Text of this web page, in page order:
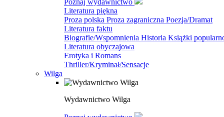
Poznaj wydawnictwo
Literatura piękna
Proza polska Proza zagraniczna Poezja/Dramat
Literatura faktu
Biografie/Wspomnienia Historia Książki
Literatura obyczajowa
Erotyka i Romans
Thriller/Kryminał/Sensacje
Wilga
Wydawnictwo Wilga